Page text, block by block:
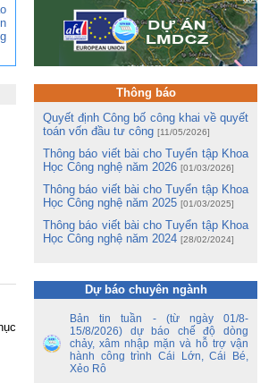
Thông báo
Quyết định Công bố công khai về quyết
toán vốn đầu tư công [11/05/2026]
Thông báo viết bài cho Tuyển tập Khoa
Học Công nghệ năm 2026 [01/03/2026]
Thông báo viết bài cho Tuyển tập Khoa
Học Công nghệ năm 2025 [01/03/2025]
Thông báo viết bài cho Tuyển tập Khoa
Học Công nghệ năm 2024 [28/02/2024]
Dự báo chuyên ngành
Bản tin tuần - (từ ngày 01/8-
15/8/2026) dự báo chế độ dòng
chảy, xâm nhập mặn và hỗ trợ vận
hành công trình Cái Lớn, Cái Bé,
Xẻo Rô